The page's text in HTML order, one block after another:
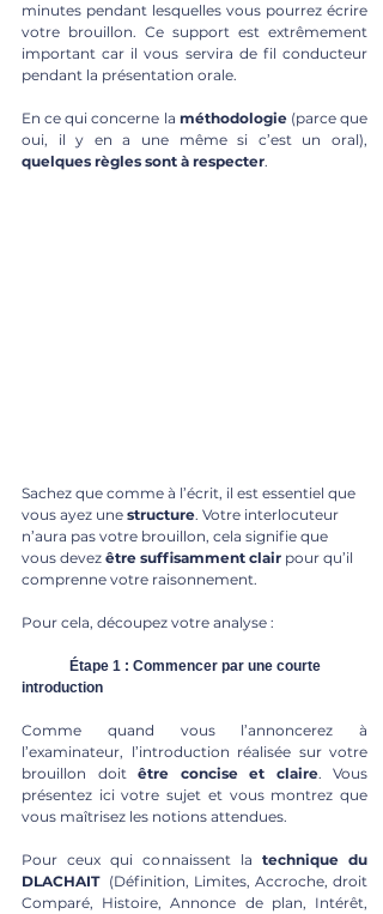
minutes pendant lesquelles vous pourrez écrire
votre brouillon. Ce support est extrêmement
important car il vous servira de fil conducteur
pendant la présentation orale.
En ce qui concerne la méthodologie (parce que
quelques règles sont à respecter.
Sachez que comme à l’écrit, il est essentiel que
vous ayez une structure. Votre interlocuteur
n’aura pas votre brouillon, cela signifie que
vous devez être suffisamment clair pour qu’il
comprenne votre raisonnement.
Pour cela, découpez votre analyse :
introduction
Comme quand vous l’annoncerez à
l’examinateur, l’introduction réalisée sur votre
brouillon doit être concise et claire. Vous
présentez ici votre sujet et vous montrez que
vous maîtrisez les notions attendues.
Pour ceux qui connaissent la technique du
DLACHAIT (Définition, Limites, Accroche, droit
Comparé, Histoire, Annonce de plan, Intérêt,